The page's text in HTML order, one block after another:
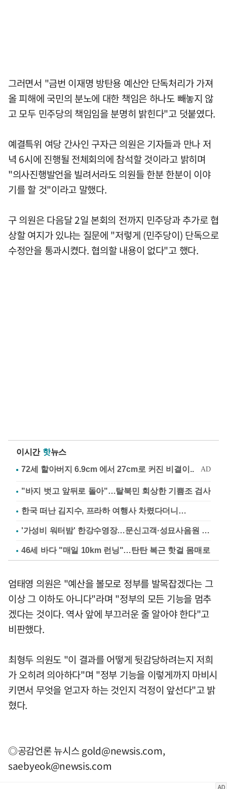
그러면서 "금번 이재명 방탄용 예산안 단독처리가 가져
올 피해에 국민의 분노에 대한 책임은 하나도 빼놓지 않
고 모두 민주당의 책임임을 분명히 밝힌다"고 덧붙였다.
예결특위 여당 간사인 구자근 의원은 기자들과 만나 저
녁 6시에 진행될 전체회의에 참석할 것이라고 밝히며
"의사진행발언을 빌려서라도 의원들 한분 한분이 이야
기를 할 것"이라고 말했다.
구 의원은 다음달 2일 본회의 전까지 민주당과 추가로 협
상할 여지가 있냐는 질문에 "저렇게 (민주당이) 단독으로
수정안을 통과시켰다. 협의할 내용이 없다"고 했다.
이시간 핫뉴스
"바지 벗고 앞뒤로 돌아"…탈북민 회상한 기쁨조 검사
한국 떠난 김지수, 프라하 여행사 차렸다더니…
'가성비 워터밤' 한강수영장…문신고객·성묘사음원 민원
46세 바다 "매일 10km 런닝"…탄탄 복근 핫걸 몸매로
엄태영 의원은 "예산을 볼모로 정부를 발목잡겠다는 그
이상 그 이하도 아니다"라며 "정부의 모든 기능을 멈추
겠다는 것이다. 역사 앞에 부끄러운 줄 알아야 한다"고
비판했다.
최형두 의원도 "이 결과를 어떻게 뒷감당하려는지 저희
가 오히려 의아하다"며 "정부 기능을 이렇게까지 마비시
키면서 무엇을 얻고자 하는 것인지 걱정이 앞선다"고 밝
혔다.
◎공감언론 뉴시스gold@newsis.com,
saebyeok@newsis.com